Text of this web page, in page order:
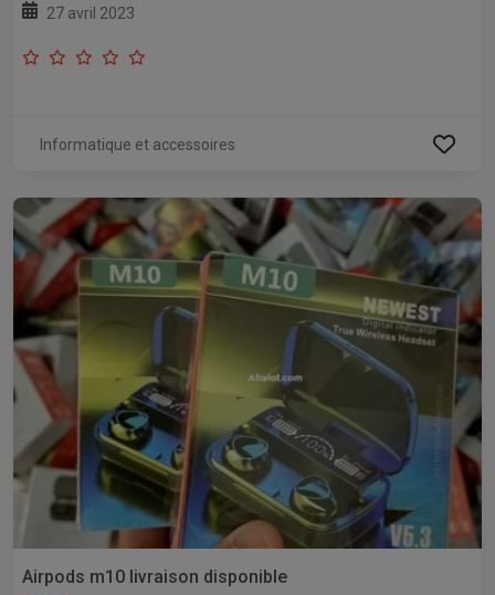
27 avril 2023
Informatique et accessoires
Airpods m10 livraison disponible